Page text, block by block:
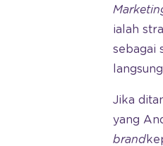
ialah
sebagai
Jika
yang
brand